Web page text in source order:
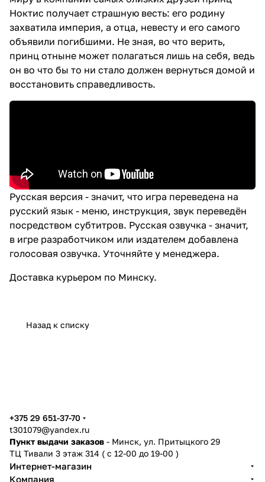
Ноктис получает страшную весть: его родину
захватила империя, а отца, невесту и его самого
объявили погибшими. Не зная, во что верить,
принц отныне может полагаться лишь на себя, ведь
он во что бы то ни стало должен вернуться домой и
восстановить справедливость.
Русская версия - значит, что игра переведена на
русский язык - меню, инструкция, звук переведён
посредством субтитров. Русская озвучка - значит,
в игре разработчиком или издателем добавлена
голосовая озвучка. Уточняйте у менеджера.
Доставка курьером по Минску.
Назад к списку
+375 29 651-37-70
t301079@yandex.ru
Пункт выдачи заказов - Минск, ул. Притыцкого 29
ТЦ Тивали 3 этаж 314 ( с 12-00 до 19-00 )
Интернет-магазин
Компания